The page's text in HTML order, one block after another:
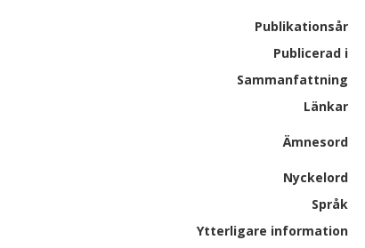
Publikationsår
Publicerad i
Sammanfattning
Länkar
Ämnesord
Nyckelord
Språk
Ytterligare information